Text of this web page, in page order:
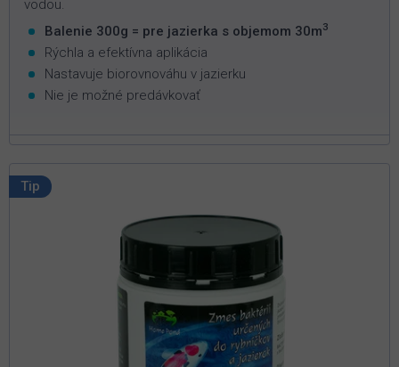
vodou.
Balenie 300g = pre jazierka s objemom 30m3
Rýchla a efektívna aplikácia
Nastavuje biorovnováhu v jazierku
Nie je možné predávkovať
Tip